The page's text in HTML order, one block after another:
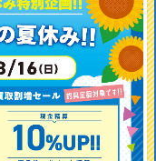
釣り情報を
投稿する